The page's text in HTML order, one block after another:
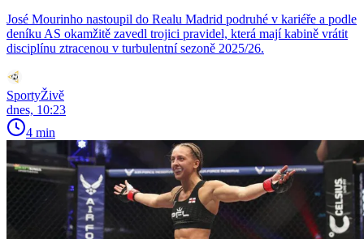
José Mourinho nastoupil do Realu Madrid podruhé v kariéře a podle
deníku AS okamžitě zavedl trojici pravidel, která mají kabině vrátit
disciplínu ztracenou v turbulentní sezoně 2025/26.
SportyŽivě
dnes, 10:23
4 min